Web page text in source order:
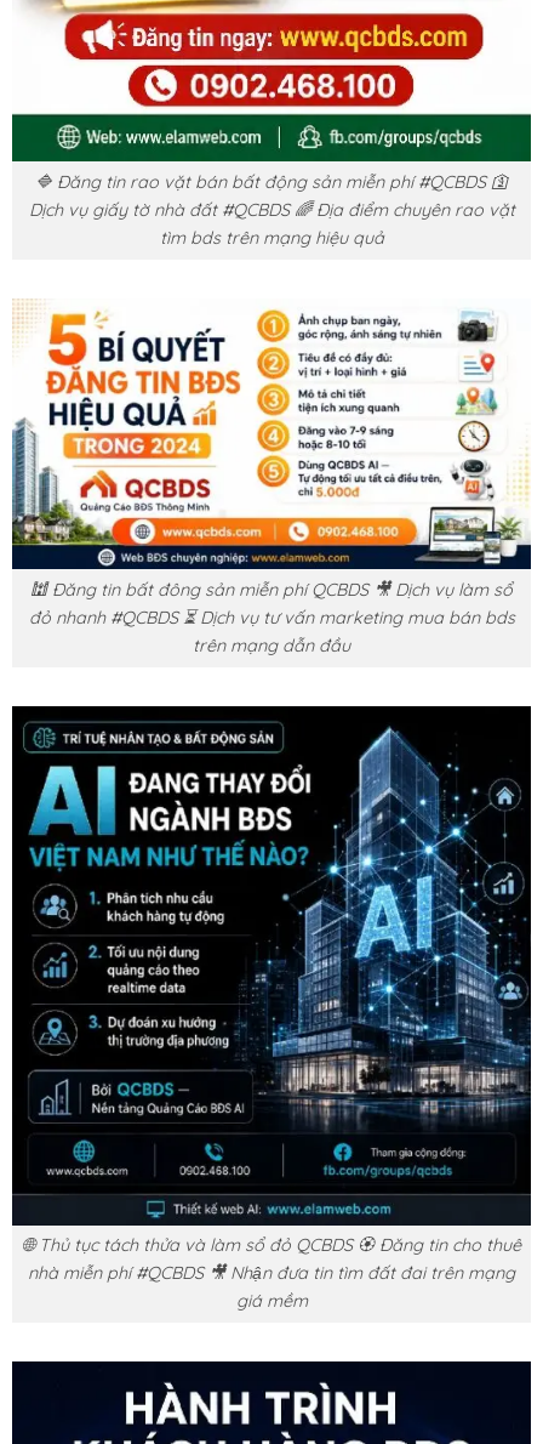
🔷 Đăng tin rao vặt bán bất động sản miễn phí #QCBDS 🛐
Dịch vụ giấy tờ nhà đất #QCBDS 🌈 Địa điểm chuyên rao vặt
tìm bds trên mạng hiệu quả
🕍 Đăng tin bất đông sản miễn phí QCBDS 🎥 Dịch vụ làm sổ
đỏ nhanh #QCBDS ⏳ Dịch vụ tư vấn marketing mua bán bds
trên mạng dẫn đầu
🌐 Thủ tục tách thửa và làm sổ đỏ QCBDS 🏵️ Đăng tin cho thuê
nhà miễn phí #QCBDS 🎥 Nhận đưa tin tìm đất đai trên mạng
giá mềm